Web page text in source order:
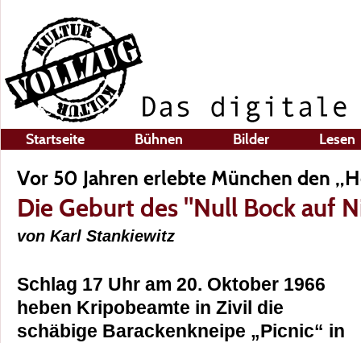
Startseite Bühnen Bilder Lesen
Vor 50 Jahren erlebte München den
Die Geburt des "Null Bock auf
von Karl Stankiewitz
Schlag 17 Uhr am 20. Oktober 1966
heben Kripobeamte in Zivil die
schäbige Barackenkneipe „Picnic“ in